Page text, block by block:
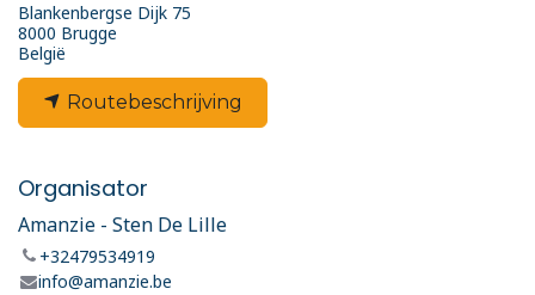
Blankenbergse Dijk 75
8000 Brugge
België
Routebeschrijving
Organisator
Amanzie - Sten De Lille
+32479534919
info@amanzie.be